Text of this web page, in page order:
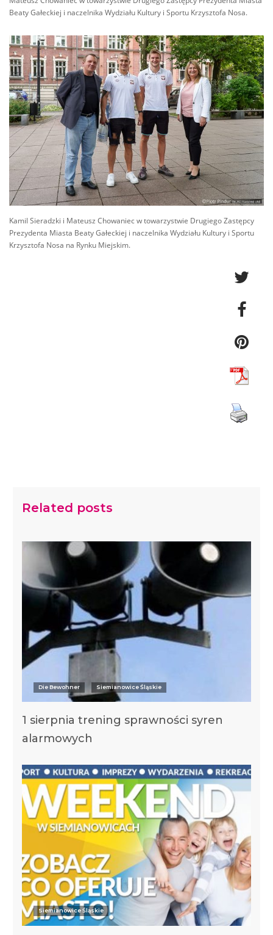
Beaty Gałeckiej i naczelnika Wydziału Kultury i Sportu Krzysztofa Nosa.
Kamil Sieradzki i Mateusz Chowaniec w towarzystwie Drugiego Zastępcy
Prezydenta Miasta Beaty Gałeckiej i naczelnika Wydziału Kultury i Sportu
Krzysztofa Nosa na Rynku Miejskim.
Related posts
Die Bewohner Siemianowice Śląskie
1 sierpnia trening sprawności syren
alarmowych
Siemianowice Śląskie